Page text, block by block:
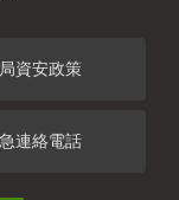
資安政策
連絡電話